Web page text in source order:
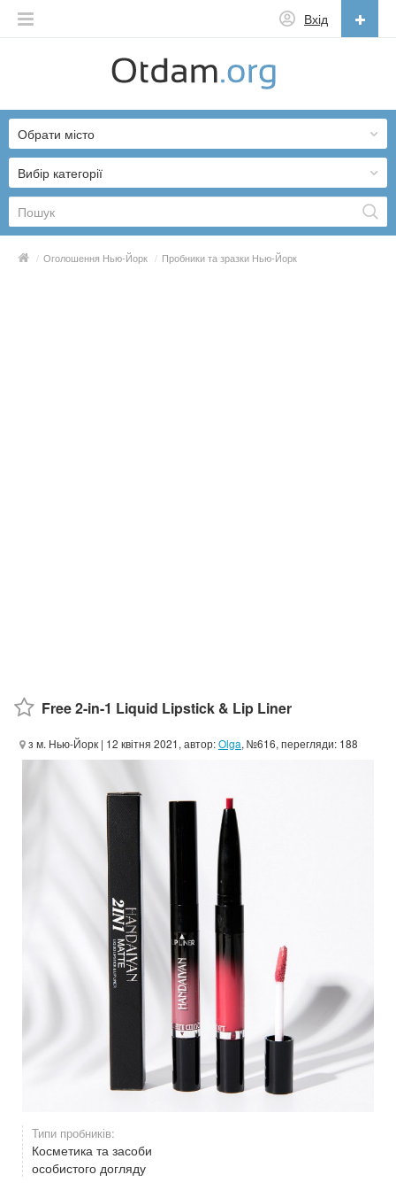
Вхід
English
Русский
Українська
Вибір категорії
Обрати місто
/ Оголошення Нью-Йорк / Пробники та зразки Нью-Йорк
Free 2-in-1 Liquid Lipstick & Lip Liner
з м. Нью-Йорк | 12 квітня 2021, автор:Olga, №616, перегляди: 188
Типи пробників:
Косметика та засоби
особистого догляду